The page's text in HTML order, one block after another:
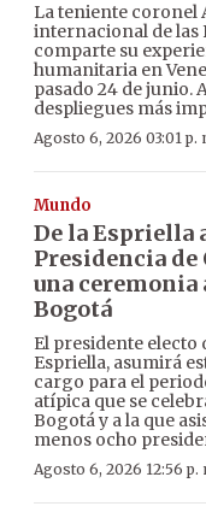
La teniente coronel
internacional de las
comparte su
humanitaria en
pasado 24 de junio.
despliegues más
Agosto 6, 2026 03:01 p.
Mundo
De la Espriella
Presidencia de
una ceremonia
Bogotá
El presidente electo
Espriella, asumirá
cargo para el
atípica que se
Bogotá y a la que
menos ocho
Agosto 6, 2026 12:56 p.